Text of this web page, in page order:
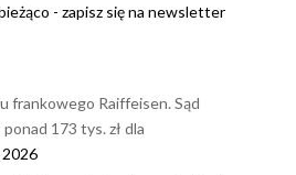
- zapisz się na newsletter
frankowego Raiffeisen. Sąd
173 tys. zł dla